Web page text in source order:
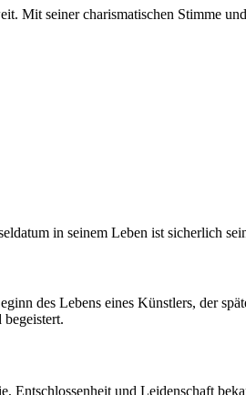
Mit seiner charismatischen Stimme
in seinem Leben ist sicherlich
des Lebens eines Künstlers, der
Entschlossenheit und Leidenschaft